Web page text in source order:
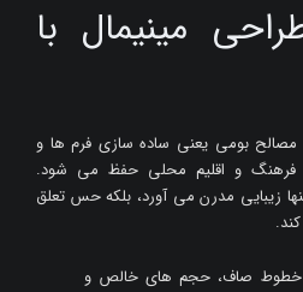
مینیمال با
مصالح بومی یعنی ساده سازی فرم ها و
فرهنگ و اقلیم محلی حفظ می شود.
زیبایی مدرن می آورد، بلکه حس تعلق
خطوط صاف، حجم های خالص و